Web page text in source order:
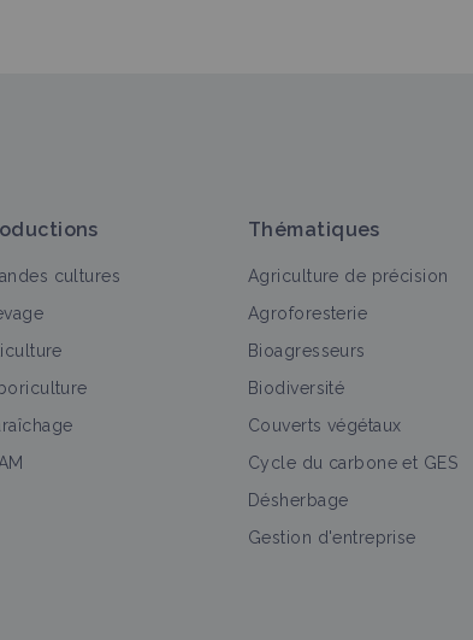
cultures
Thématiques
Agriculture de précision
Agroforesterie
Bioagresseurs
Biodiversité
Couverts végétaux
Cycle du carbone et GES
Désherbage
Gestion d'entreprise